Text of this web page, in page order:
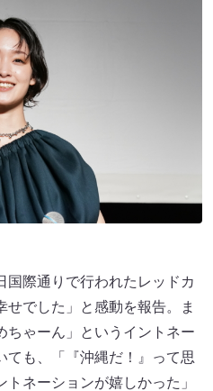
国際通りで行われたレッドカ
でした」と感動を報告。ま
ちゃーん」というイントネー
ても、「『沖縄だ！』って思
ネーションが嬉しかった」